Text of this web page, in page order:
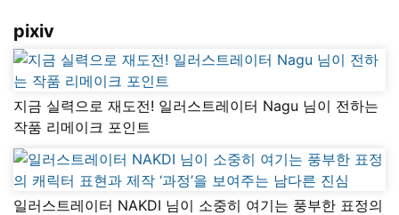
pixiv
지금 실력으로 재도전! 일러스트레이터 Nagu 님이 전하는
작품 리메이크 포인트
일러스트레이터 NAKDI 님이 소중히 여기는 풍부한 표정의